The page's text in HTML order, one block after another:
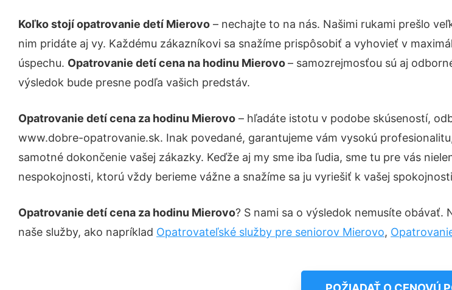
Koľko stojí opatrovanie detí Mierovo – nechajte to na nás. Našimi rukami prešlo
nim pridáte aj vy. Každému zákazníkovi sa snažíme prispôsobiť a vyhovieť v
úspechu. Opatrovanie detí cena na hodinu Mierovo– samozrejmosťou sú aj
výsledok bude presne podľa vašich predstáv.
Opatrovanie detí cena za hodinu Mierovo – hľadáte istotu v podobe skúseností,
www.dobre-opatrovanie.sk. Inak povedané, garantujeme vám vysokú
samotné dokončenie vašej zákazky. Keďže aj my sme iba ľudia, sme tu pre vás
nespokojnosti, ktorú vždy berieme vážne a snažíme sa ju vyriešiť k vašej
Opatrovanie detí cena za hodinu Mierovo? S nami sa o výsledok nemusíte
naše služby, ako napríklad Opatrovateľské služby pre seniorov Mierovo,